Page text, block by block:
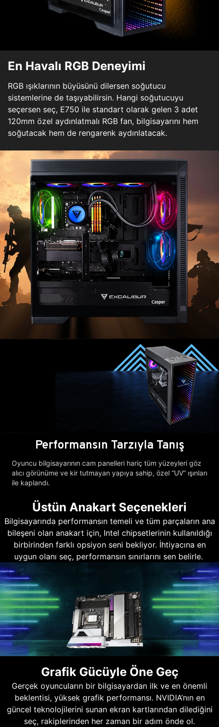
En Havalı RGB Deneyimi
RGB ışıklarının büyüsünü dilersen soğutucu
sistemlerine de taşıyabilirsin. Hangi soğutucuyu
seçersen seç, E750 ile standart olarak gelen 3 adet
120mm özel aydınlatmalı RGB fan, bilgisayarını hem
soğutacak hem de rengarenk aydınlatacak.
Performansın Tarzıyla Tanış
Oyuncu bilgisayarının cam panelleri hariç tüm yüzeyleri göz
alıcı görünüme ve kir tutmayan yapıya sahip, özel “UV” ışınları
ile kaplandı.
Üstün Anakart Seçenekleri
Bilgisayarında performansın temeli ve tüm parçaların ana
bileşeni olan anakart için, Intel chipsetlerinin kullanıldığı
birbirinden farklı opsiyon seni bekliyor. İhtiyacına en
uygun olanı seç, performansın sınırlarını sen belirle.
Grafik Gücüyle Öne Geç
Gerçek oyuncuların bir bilgisayardan ilk ve en önemli
beklentisi, yüksek grafik performansı. NVIDIA’nın en
güncel teknolojilerini sunan ekran kartlarından dilediğini
seç, rakiplerinden her zaman bir adım önde ol.